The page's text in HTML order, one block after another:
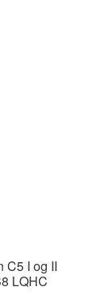
C5 I og II
LQHC